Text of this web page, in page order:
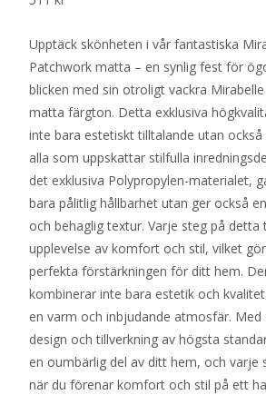
Upptäck skönheten i vår fantastiska
Patchwork matta – en synlig fest för
blicken med sin otroligt vackra
matta färgton. Detta exklusiva
inte bara estetiskt tilltalande utan
alla som uppskattar stilfulla
det exklusiva Polypropylen-materialet,
bara pålitlig hållbarhet utan ger också
och behaglig textur. Varje steg på detta
upplevelse av komfort och stil, vilket
perfekta förstärkningen för ditt hem.
kombinerar inte bara estetik och
en varm och inbjudande atmosfär. Med
design och tillverkning av högsta
en oumbärlig del av ditt hem, och varje
när du förenar komfort och stil på ett